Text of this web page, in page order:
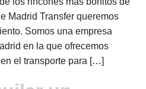
Madrid Transfer queremos
Somos una empresa
en la que ofrecemos
el transporte para […]